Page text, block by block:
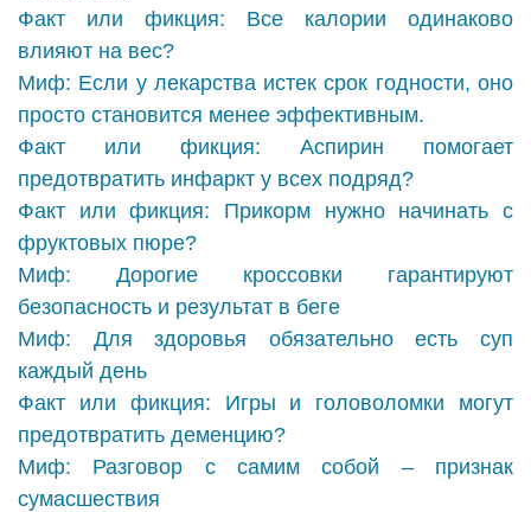
Факт или фикция: Все калории одинаково
влияют на вес?
Миф: Если у лекарства истек срок годности, оно
просто становится менее эффективным.
Факт или фикция: Аспирин помогает
предотвратить инфаркт у всех подряд?
Факт или фикция: Прикорм нужно начинать с
фруктовых пюре?
Миф: Дорогие кроссовки гарантируют
безопасность и результат в беге
Миф: Для здоровья обязательно есть суп
каждый день
Факт или фикция: Игры и головоломки могут
предотвратить деменцию?
Миф: Разговор с самим собой – признак
сумасшествия